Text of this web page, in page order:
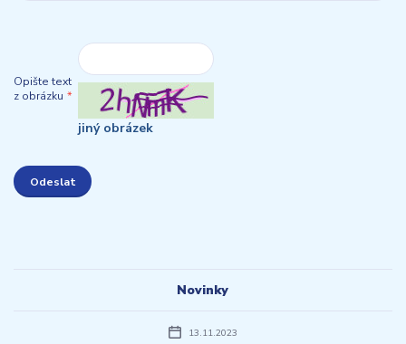
Novinky
13.11.2023
Opište text
z obrázku *
jiný obrázek